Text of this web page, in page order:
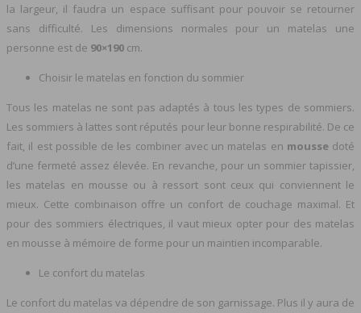
la largeur, il faudra un espace suffisant pour pouvoir se retourner
sans difficulté. Les dimensions normales pour un matelas une
personne est de 90×190 cm.
Choisir le matelas en fonction du sommier
Tous les matelas ne sont pas adaptés à tous les types de sommiers.
Les sommiers à lattes sont réputés pour leur bonne respirabilité. De ce
fait, il est possible de les combiner avec un matelas en moussedoté
d’une fermeté assez élevée. En revanche, pour un sommier tapissier,
les matelas en mousse ou à ressort sont ceux qui conviennent le
mieux. Cette combinaison offre un confort de couchage maximal. Et
pour des sommiers électriques, il vaut mieux opter pour des matelas
en mousse à mémoire de forme pour un maintien incomparable.
Le confort du matelas
Le confort du matelas va dépendre de son garnissage. Plus il y aura de